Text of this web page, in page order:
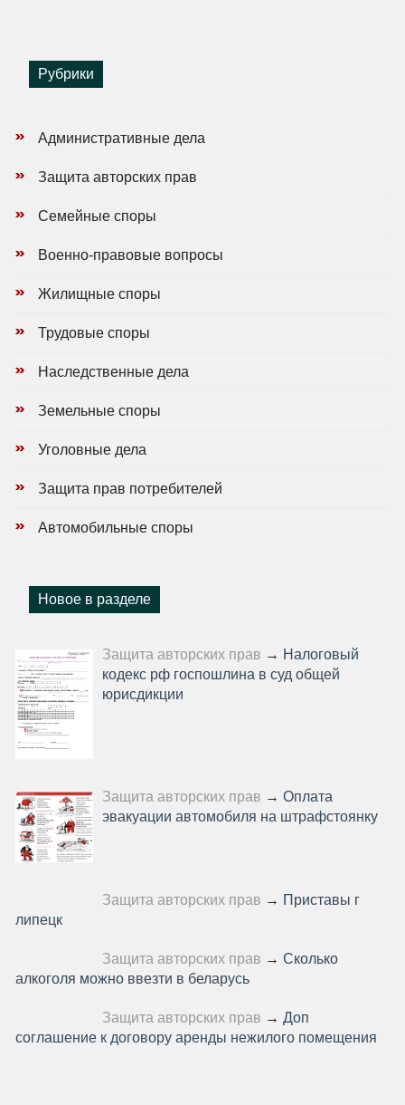
Рубрики
Административные дела
Защита авторских прав
Семейные споры
Военно-правовые вопросы
Жилищные споры
Трудовые споры
Наследственные дела
Земельные споры
Уголовные дела
Защита прав потребителей
Автомобильные споры
Новое в разделе
Защита авторских прав → Налоговый
кодекс рф госпошлина в суд общей
юрисдикции
Защита авторских прав →Оплата
эвакуации автомобиля на штрафстоянку
Защита авторских прав → Приставы г
липецк
Защита авторских прав →Сколько
алкоголя можно ввезти в беларусь
Защита авторских прав →Доп
соглашение к договору аренды нежилого помещения